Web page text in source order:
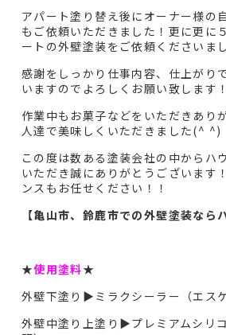
アパート塗り替え後にオーナー様の
もご依頼いただきました！更に更に
ートの外壁塗装をご依頼くださいま
感謝をしっかり仕事内容、仕上がり
いますのでよろしくお願い致します
作業中もお菓子などをいただきあり
人達で美味しくいただきました(^ ^)
この度は数ある塗装会社の中からハ
いただき誠にありがとうございます
ンスもお任せください！！
【亀山市、鈴鹿市での外壁塗装なら
★使用塗料★
外壁下塗り▶︎ミラクシーラー（エスケ
外壁中塗り上塗り▶︎プレミアムシリ